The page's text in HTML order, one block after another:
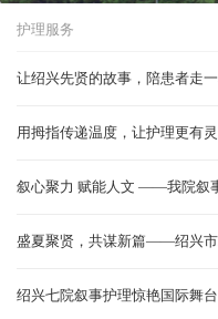
护理服务
让绍兴先贤的故事，陪患者走
用拇指传递温度，让护理更有
叙心聚力 赋能人文 ——我院叙